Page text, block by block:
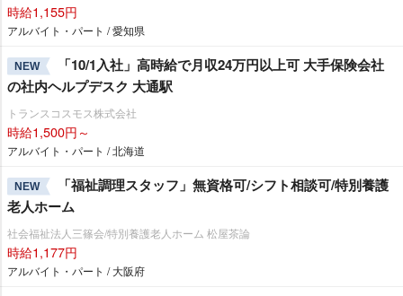
時給1,155円
アルバイト・パート / 愛知県
NEW
「10/1入社」高時給で月収24万円以上可 大手保険会社
の社内ヘルプデスク 大通駅
トランスコスモス株式会社
時給1,500円～
アルバイト・パート / 北海道
NEW
「福祉調理スタッフ」無資格可/シフト相談可/特別養護
老人ホーム
社会福祉法人三篠会/特別養護老人ホーム 松屋茶論
時給1,177円
アルバイト・パート / 大阪府